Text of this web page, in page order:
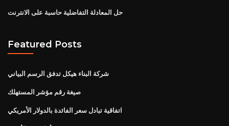
حل المعادلة التفاضلية حاسبة على الانترنت
Featured Posts
شركة البناء هيكل تدفق الرسم البياني
صيغة رقم مؤشر المستهلك
اتفاقية تبادل سعر الفائدة بالدولار الأمريكي